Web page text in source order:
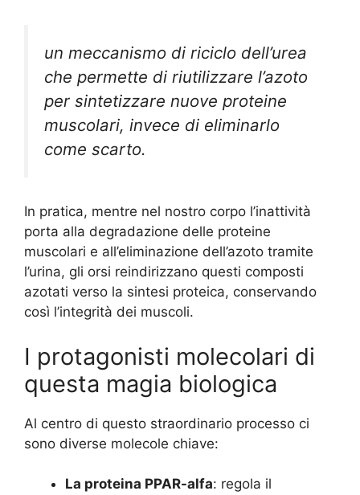
un meccanismo di riciclo dell’urea
che permette di riutilizzare l’azoto
per sintetizzare nuove proteine
muscolari, invece di eliminarlo
come scarto.
In pratica, mentre nel nostro corpo l’inattività
porta alla degradazione delle proteine
muscolari e all’eliminazione dell’azoto tramite
l’urina, gli orsi reindirizzano questi composti
azotati verso la sintesi proteica, conservando
così l’integrità dei muscoli.
I protagonisti molecolari di
questa magia biologica
Al centro di questo straordinario processo ci
sono diverse molecole chiave:
La proteina PPAR-alfa: regola il